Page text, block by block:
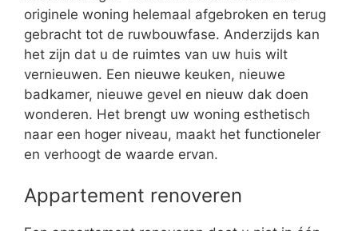
originele woning helemaal afgebroken en terug
gebracht tot de ruwbouwfase. Anderzijds kan
het zijn dat u de ruimtes van uw huis wilt
vernieuwen. Een nieuwe keuken, nieuwe
badkamer, nieuwe gevel en nieuw dak doen
wonderen. Het brengt uw woning esthetisch
naar een hoger niveau, maakt het functioneler
en verhoogt de waarde ervan.
Appartement renoveren